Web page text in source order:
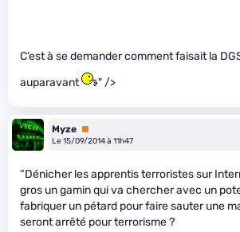
C’est à se demander comment faisait la
auparavant
" />
Myze Premium
Le 15/09/2014 à 11h47
“Dénicher les apprentis terroristes sur
gros un gamin qui va chercher avec un
fabriquer un pétard pour faire sauter une
seront arrêté pour terrorisme ?